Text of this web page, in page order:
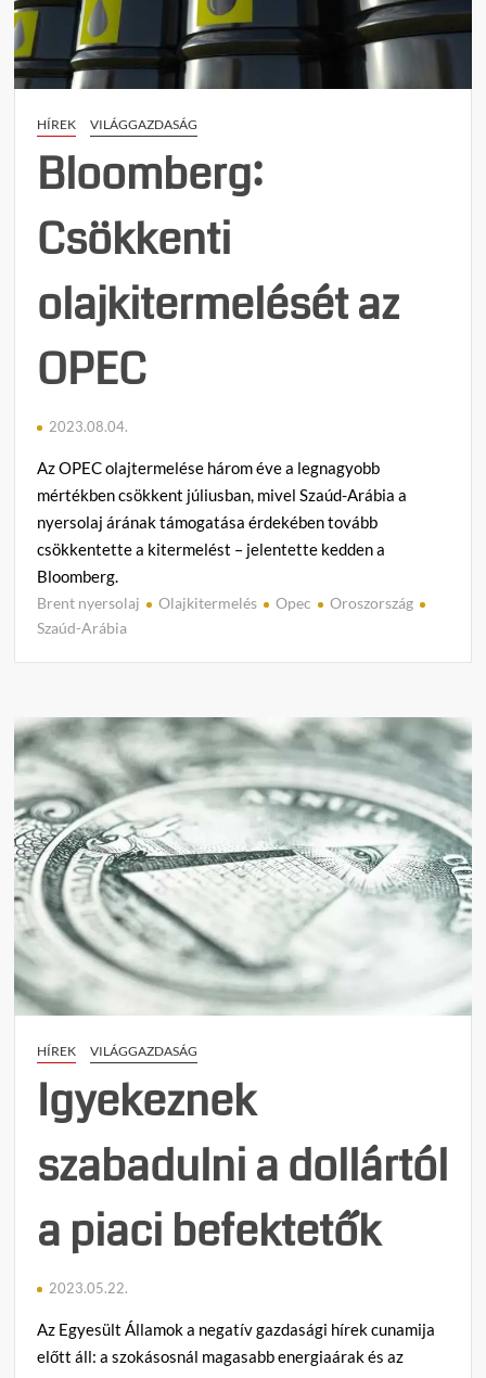
HÍREK VILÁGGAZDASÁG
Bloomberg:
Csökkenti
olajkitermelését az
OPEC
2023.08.04.
Az OPEC olajtermelése három éve a legnagyobb
mértékben csökkent júliusban, mivel Szaúd-Arábia a
nyersolaj árának támogatása érdekében tovább
csökkentette a kitermelést – jelentette kedden a
Bloomberg.
Brent nyersolaj Olajkitermelés Opec
Oroszország
Szaúd-Arábia
e
n
az
OPEC
HÍREK VILÁGGAZDASÁG
Igyekeznek
szabadulni a dollártól
a piaci befektetők
2023.05.22.
Az Egyesült Államok a negatív gazdasági hírek cunamija
előtt áll: a szokásosnál magasabb energiaárak és az